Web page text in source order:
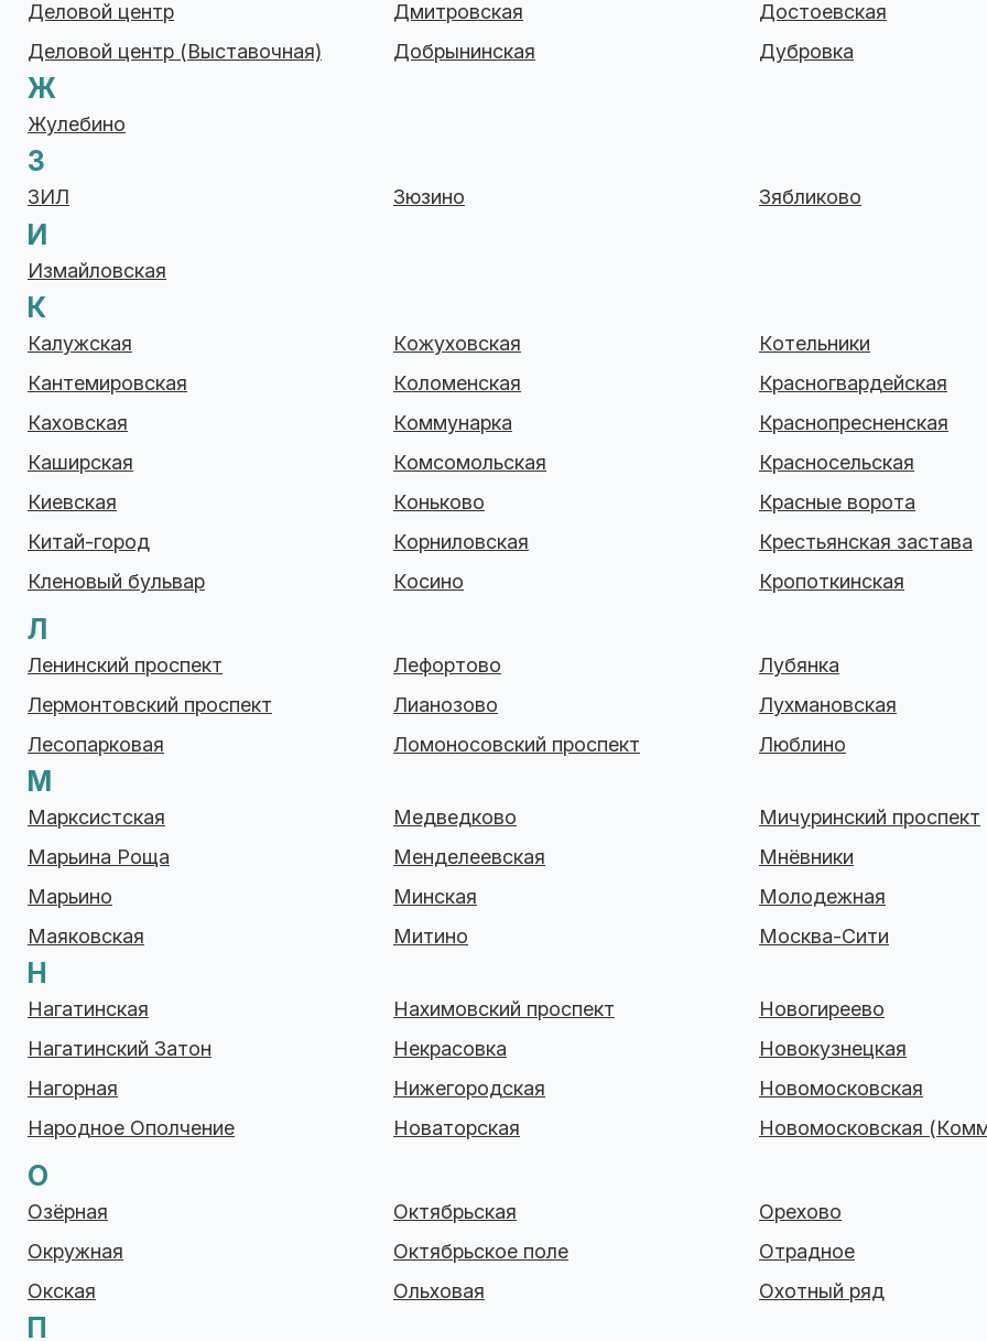
Деловой центр
Деловой центр (Выставочная)
Дмитровская
Добрынинская
Достоевская
Дубровка
Ж
Жулебино
З
ЗИЛ Зюзино Зябликово
И
Измайловская
К
Калужская
Кантемировская
Каховская
Каширская
Киевская
Китай-город
Кленовый бульвар
Кожуховская
Коломенская
Коммунарка
Комсомольская
Коньково
Корниловская
Косино
Котельники
Красногвардейская
Краснопресненская
Красносельская
Красные ворота
Крестьянская застава
Кропоткинская
Л
Ленинский проспект
Лермонтовский проспект
Лесопарковая
Лефортово
Лианозово
Ломоносовский проспект
Лубянка
Лухмановская
Люблино
М
Марксистская
Марьина Роща
Марьино
Маяковская
Медведково
Менделеевская
Минская
Митино
Мичуринский проспект
Мнёвники
Молодежная
Москва-Сити
Н
Нагатинская
Нагатинский Затон
Нагорная
Народное Ополчение
Нахимовский проспект
Некрасовка
Нижегородская
Новаторская
Новогиреево
Новокузнецкая
Новомосковская
Новомосковская
О
Озёрная
Окружная
Окская
Октябрьская
Октябрьское поле
Ольховая
Орехово
Отрадное
Охотный ряд
П